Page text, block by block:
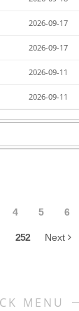
2026-09-17
2026-09-17
2026-09-11
2026-09-11
4 5 6
252 Next
MENU